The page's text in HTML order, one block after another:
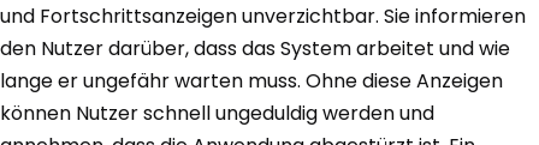
und Fortschrittsanzeigen unverzichtbar. Sie informieren
den Nutzer darüber, dass das System arbeitet und wie
lange er ungefähr warten muss. Ohne diese Anzeigen
können Nutzer schnell ungeduldig werden und